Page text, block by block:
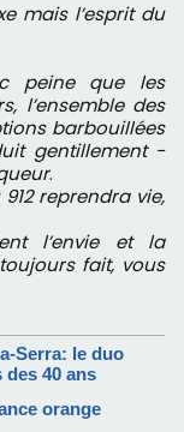
mais l’esprit du
peine que
les
l’ensemble des
barbouillées
gentillement -
.
912 reprendra vie,
l’envie et la
fait, vous
Serra: le duo
40 ans
orange